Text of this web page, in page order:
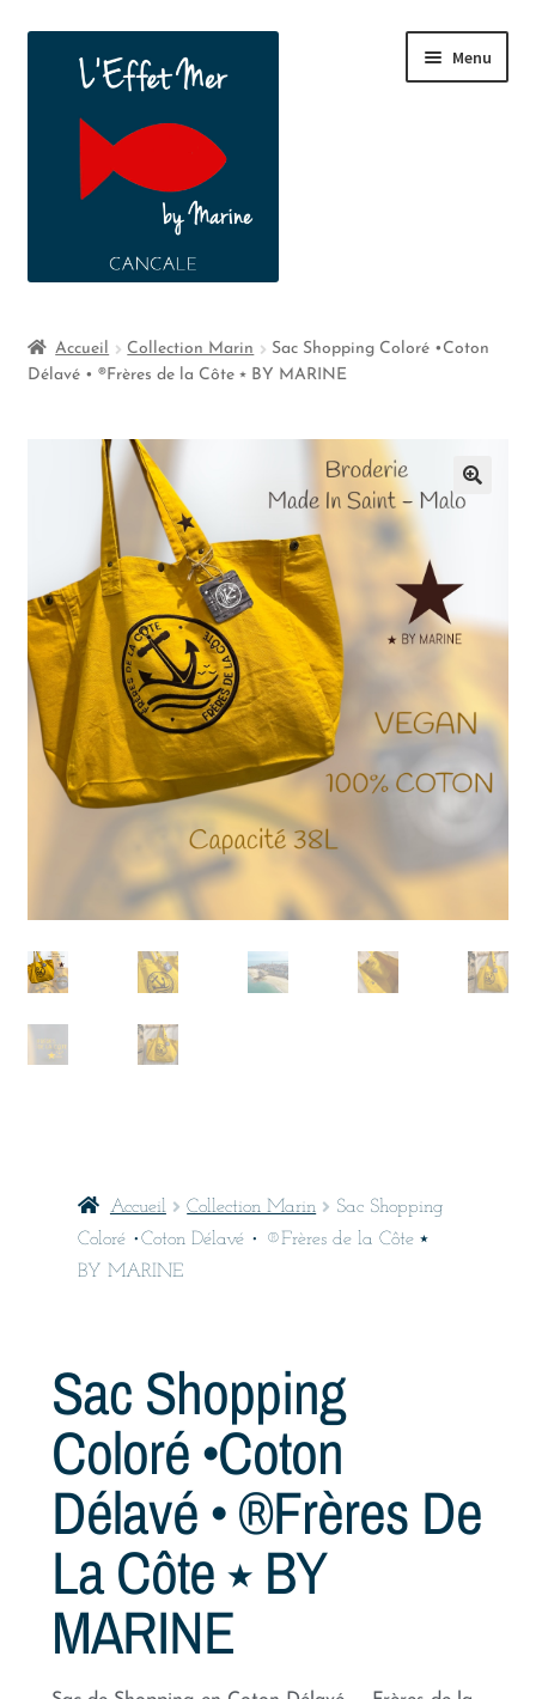
Menu
A propos
Accueil Collection Marin
Sac Shopping Coloré •Coton
Délavé • ®Frères de la Côte ⭑ BY MARINE
Accueil Collection Marin
Sac Shopping
Coloré •Coton Délavé • ®Frères de la Côte ⭑
BY MARINE
Sac Shopping
Coloré •Coton
Délavé • ®Frères De
La Côte ⭑ BY
MARINE